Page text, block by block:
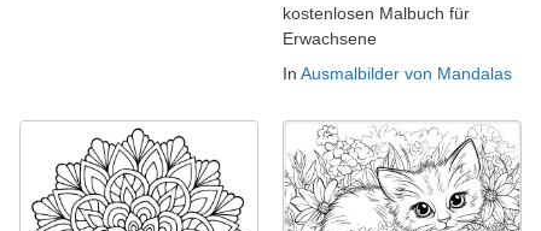
kostenlosen Malbuch für
Erwachsene
In Ausmalbilder von Mandalas